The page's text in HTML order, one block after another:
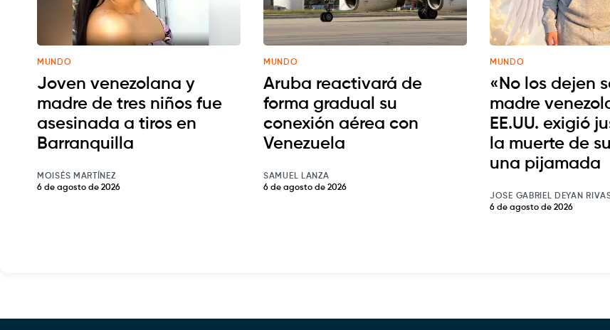
MUNDO
Joven venezolana y
madre de tres niños fue
asesinada a tiros en
Barranquilla
MOISÉS MARTÍNEZ
6 de agosto de 2026
MUNDO
Aruba reactivará de
forma gradual su
conexión aérea con
Venezuela
SAMUEL LANZA
6 de agosto de 2026
MUNDO
«No los dejen
madre
EE.UU. exigió
la muerte de
una pijamada
JOSE GABRIEL DEYAN
6 de agosto de 2026